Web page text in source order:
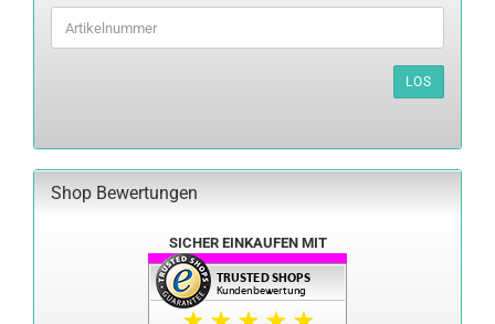
GEBEN
SIE
DIE
EIN.
LOS
Shop Bewertungen
SICHER EINKAUFEN MIT